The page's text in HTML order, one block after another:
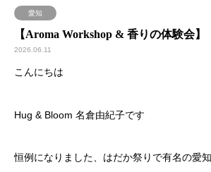
愛知
【Aroma Workshop & 香りの体験会】
2026.06.11
こんにちは
Hug & Bloom 名倉由紀子です
恒例になりました、はだか祭りで有名の愛